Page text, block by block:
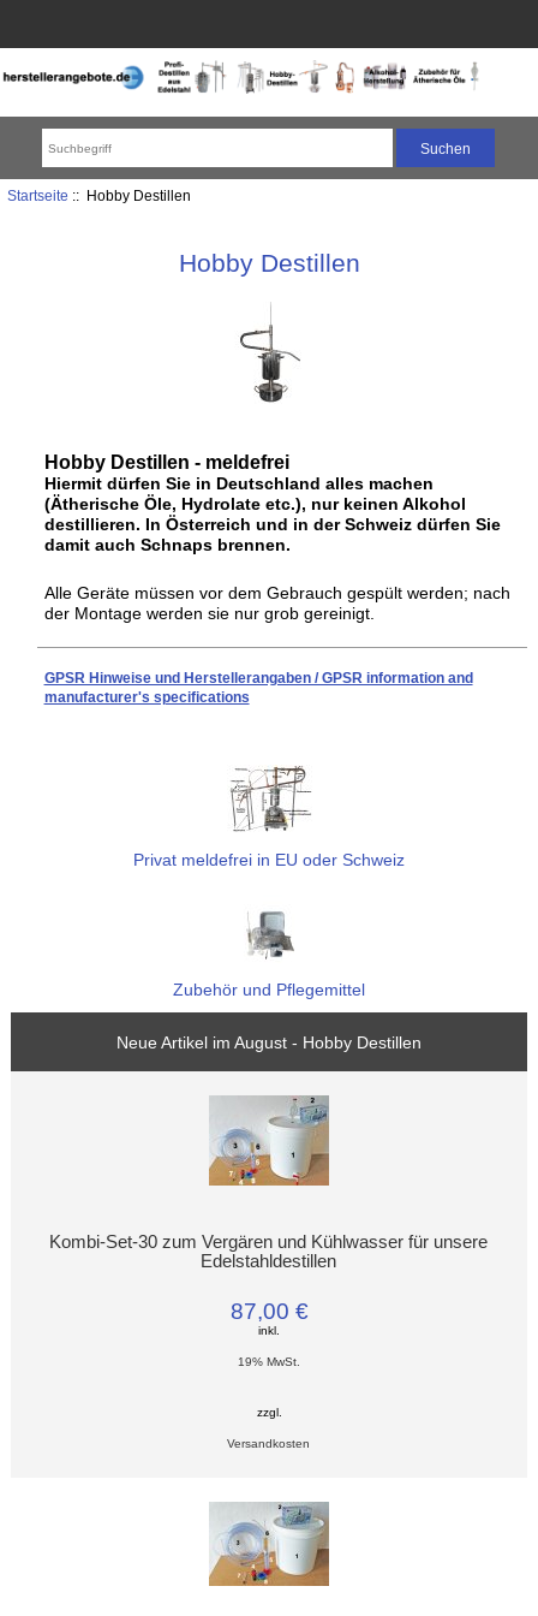
Startseite :: Hobby Destillen
Hobby Destillen
Hobby Destillen - meldefrei
Hiermit dürfen Sie in Deutschland alles machen
(Ätherische Öle, Hydrolate etc.), nur keinen Alkohol
destillieren. In Österreich und in der Schweiz dürfen Sie
damit auch Schnaps brennen.
Alle Geräte müssen vor dem Gebrauch gespült werden; nach
der Montage werden sie nur grob gereinigt.
GPSR Hinweise und Herstellerangaben / GPSR information and
manufacturer's specifications
Privat meldefrei in EU oder Schweiz
Zubehör und Pflegemittel
Neue Artikel im August - Hobby Destillen
Kombi-Set-30 zum Vergären und Kühlwasser für unsere
Edelstahldestillen
87,00 €
inkl.
19% MwSt.
zzgl.
Versandkosten